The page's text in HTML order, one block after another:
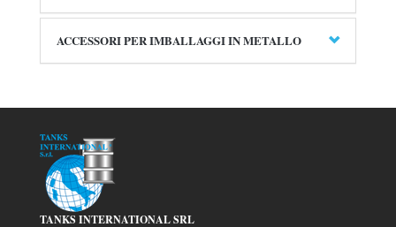
ACCESSORI PER IMBALLAGGI IN METALLO
TANKS INTERNATIONAL SRL